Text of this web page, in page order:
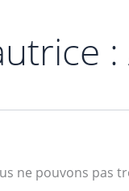
ne pouvons pas